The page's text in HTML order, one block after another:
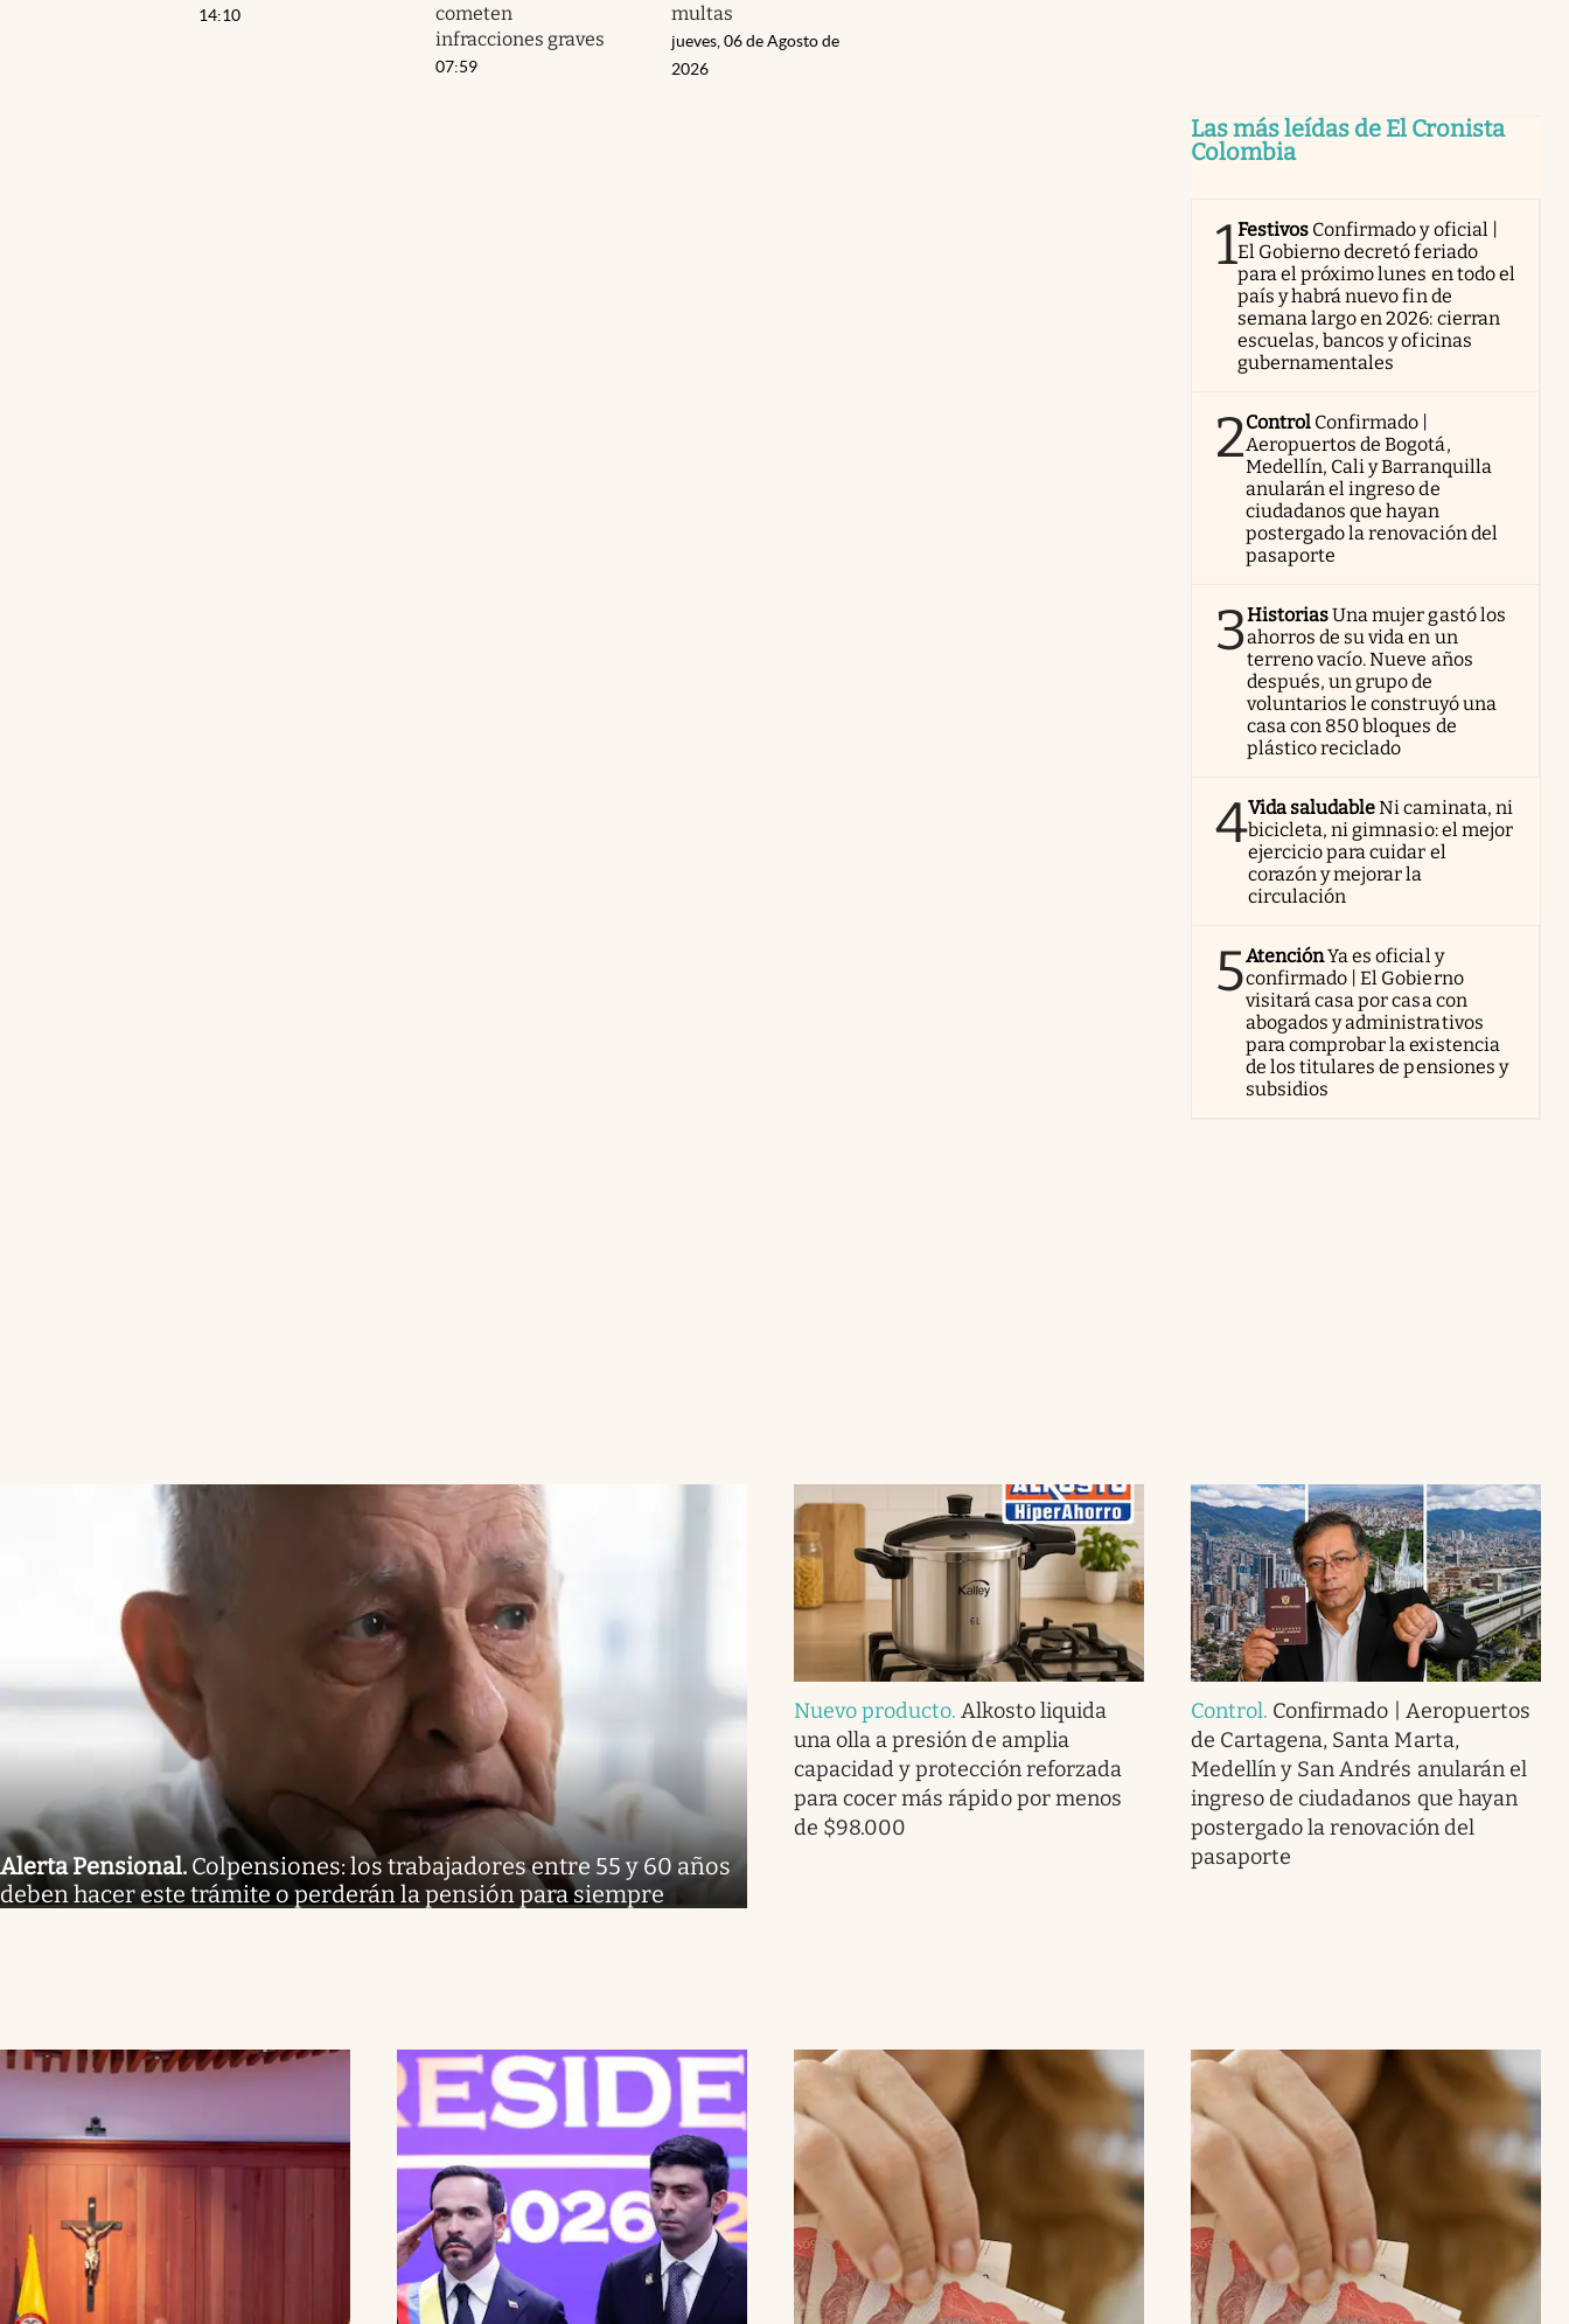
14:10
cometen
infracciones graves
07:59
multas
jueves, 06 de Agosto de
2026
Las más leídas de El Cronista
Colombia
1Festivos Confirmado y oficial |
El Gobierno decretó feriado
para el próximo lunes en todo el
país y habrá nuevo fin de
semana largo en 2026: cierran
escuelas, bancos y oficinas
gubernamentales
2Control Confirmado |
Aeropuertos de Bogotá,
Medellín, Cali y Barranquilla
anularán el ingreso de
ciudadanos que hayan
postergado la renovación del
pasaporte
3HistoriasUna mujer gastó los
ahorros de su vida en un
terreno vacío. Nueve años
después, un grupo de
voluntarios le construyó una
casa con 850 bloques de
plástico reciclado
4Vida saludableNi caminata, ni
bicicleta, ni gimnasio: el mejor
ejercicio para cuidar el
corazón y mejorar la
circulación
5AtenciónYa es oficial y
confirmado | El Gobierno
visitará casa por casa con
abogados y administrativos
para comprobar la existencia
de los titulares de pensiones y
subsidios
Alerta Pensional. Colpensiones: los trabajadores entre 55 y 60 años
deben hacer este trámite o perderán la pensión para siempre
Nuevo producto.Alkosto liquida
una olla a presión de amplia
capacidad y protección reforzada
para cocer más rápido por menos
de $98.000
Control. Confirmado | Aeropuertos
de Cartagena, Santa Marta,
Medellín y San Andrés anularán el
ingreso de ciudadanos que hayan
postergado la renovación del
pasaporte